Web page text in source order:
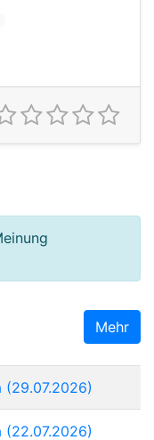
Mehr
(29.07.2026)
(22.07.2026)